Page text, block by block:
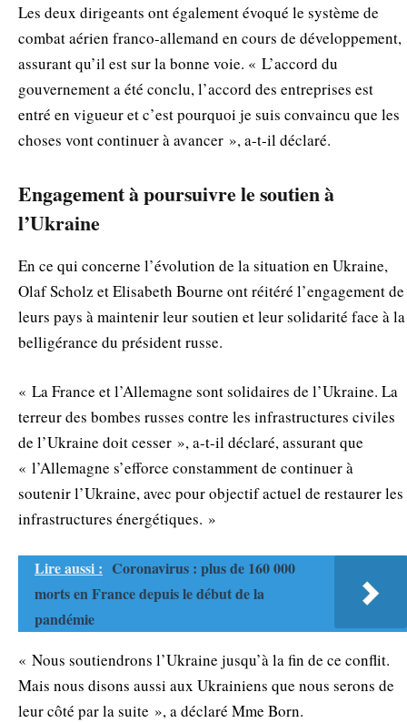
Les deux dirigeants ont également évoqué le système de
combat aérien franco-allemand en cours de développement,
assurant qu’il est sur la bonne voie. « L’accord du
gouvernement a été conclu, l’accord des entreprises est
entré en vigueur et c’est pourquoi je suis convaincu que les
choses vont continuer à avancer », a-t-il déclaré.
Engagement à poursuivre le soutien à
l’Ukraine
En ce qui concerne l’évolution de la situation en Ukraine,
Olaf Scholz et Elisabeth Bourne ont réitéré l’engagement de
leurs pays à maintenir leur soutien et leur solidarité face à la
belligérance du président russe.
« La France et l’Allemagne sont solidaires de l’Ukraine. La
terreur des bombes russes contre les infrastructures civiles
de l’Ukraine doit cesser », a-t-il déclaré, assurant que
« l’Allemagne s’efforce constamment de continuer à
soutenir l’Ukraine, avec pour objectif actuel de restaurer les
infrastructures énergétiques. »
Lire aussi : Coronavirus : plus de 160 000
morts en France depuis le début de la
pandémie
« Nous soutiendrons l’Ukraine jusqu’à la fin de ce conflit.
Mais nous disons aussi aux Ukrainiens que nous serons de
leur côté par la suite », a déclaré Mme Born.